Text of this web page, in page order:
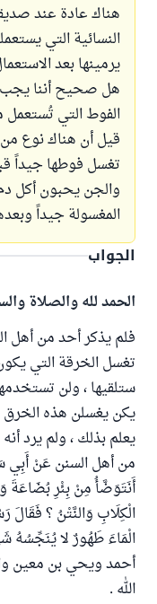
هناك عادة عند
النسائية التي
يرمينها بعد
هل صحيح أننا يجب
الفوط التي
قيل أن هناك نوع
تغسل فوطها جيداً
والجن يحبون أكل
المغسولة جيداً
الجواب
الحمد لله والصلاة
فلم يذكر أحد من أهل
تغسل الخرقة التي
ستلقيها ، ولن
يكن يغسلن هذه الخرق
من أهل السنن عَنْ أَبِي
أَنَتَوَضَّأُ مِنْ بِئْرِ
الْكِلَابِ وَالنَّتْنُ ؟
الْمَاءَ طَهُورٌ لا
أحمد ويحي بن معين
الله .